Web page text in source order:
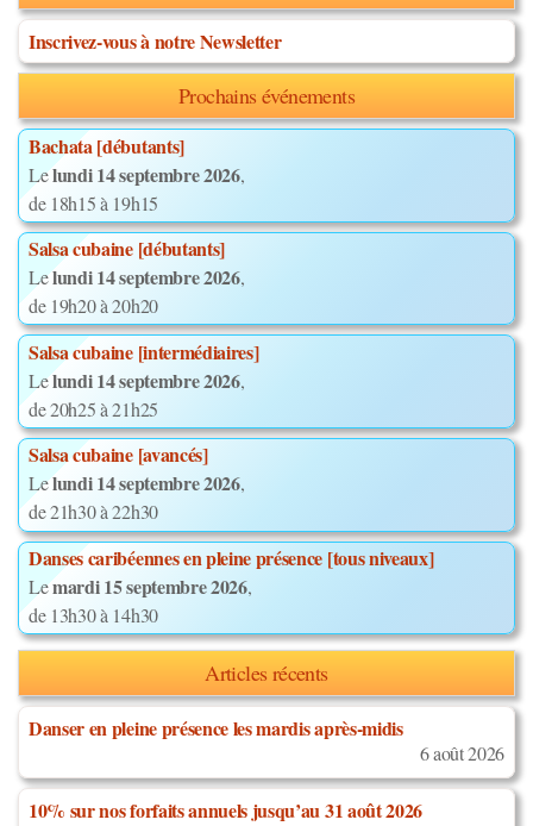
Inscrivez-vous à notre Newsletter
Prochains événements
Bachata [débutants]
Lelundi 14 septembre 2026,
de 18h15 à 19h15
Salsa cubaine [débutants]
Lelundi 14 septembre 2026,
de 19h20 à 20h20
Salsa cubaine [intermédiaires]
Lelundi 14 septembre 2026,
de 20h25 à 21h25
Salsa cubaine [avancés]
Lelundi 14 septembre 2026,
de 21h30 à 22h30
Danses caribéennes en pleine présence [tous niveaux]
Lemardi 15 septembre 2026,
de 13h30 à 14h30
Articles récents
Danser en pleine présence les mardis après-midis
6 août 2026
10% sur nos forfaits annuels jusqu’au 31 août 2026